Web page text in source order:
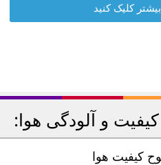
کلیک کنید
کیفیت و آلودگی هوا:
کیفیت هوا